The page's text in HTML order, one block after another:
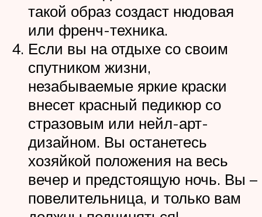
такой образ создаст нюдовая
или френч-техника.
Если вы на отдыхе со своим
спутником жизни,
незабываемые яркие краски
внесет красный педикюр со
стразовым или нейл-арт-
дизайном. Вы останетесь
хозяйкой положения на весь
вечер и предстоящую ночь. Вы –
повелительница, и только вам